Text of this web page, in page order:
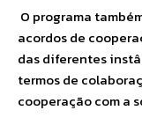
O programa
acordos de
das diferentes
termos de
cooperação com a